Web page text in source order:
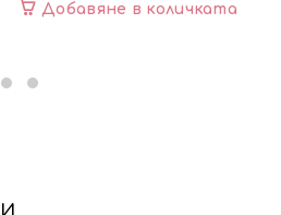
Добавяне в количката